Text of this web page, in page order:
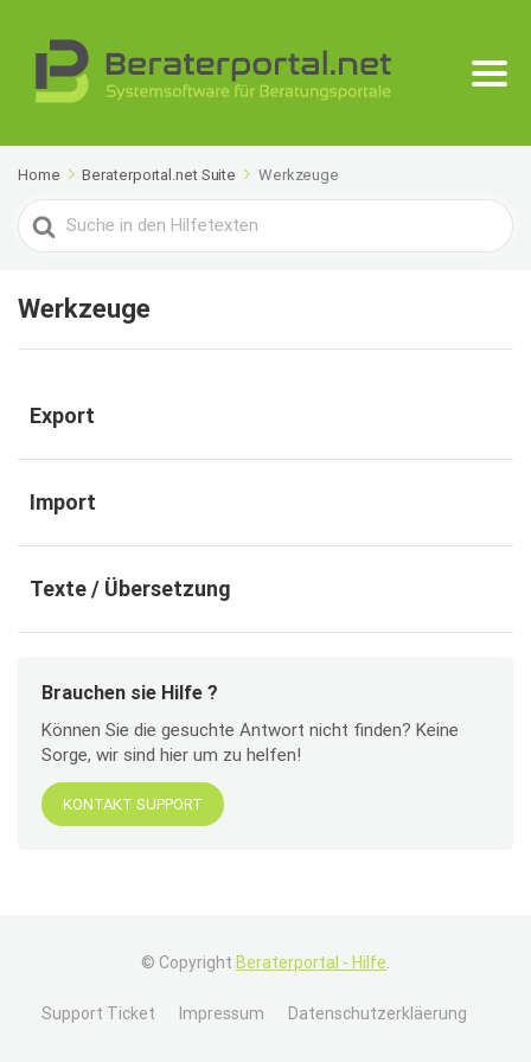
Home Beraterportal.net Suite Werkzeuge
Search
For
Werkzeuge
Export
Import
Texte / Übersetzung
Brauchen sie Hilfe ?
Können Sie die gesuchte Antwort nicht finden? Keine
Sorge, wir sind hier um zu helfen!
KONTAKT SUPPORT
© Copyright Beraterportal - Hilfe
Support Ticket Impressum Datenschutzerkläerung